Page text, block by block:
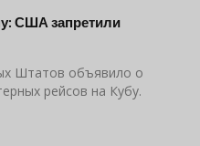
США запретили
Штатов объявило о
рейсов на Кубу.